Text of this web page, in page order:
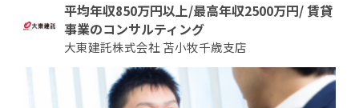
平均年収850万円以上/最高年収2500万円/ 賃貸
事業のコンサルティング
大東建託株式会社 苫小牧千歳支店